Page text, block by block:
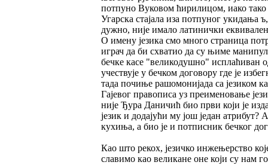
потпуно Вуковом ћирилицом, иако тако
Угарска стајала иза потпуног укидања
дужно, није имало латинички
О имену језика смо много страница
играч да би схватио да су њиме
бечке касе "великодушно" исплаћиван
учествује у бечком договору где је
тада почиње рашомонијада са језиком
Гајевог правописа уз преименовање
није Ђура Даничић био први који је
језик и додајући му још један
кухиња, а био је и потписник бечког
Као што рекох, језичко инжењерство
славимо као великане оне који су нам